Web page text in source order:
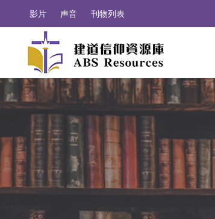
影片 声音 刊物列表